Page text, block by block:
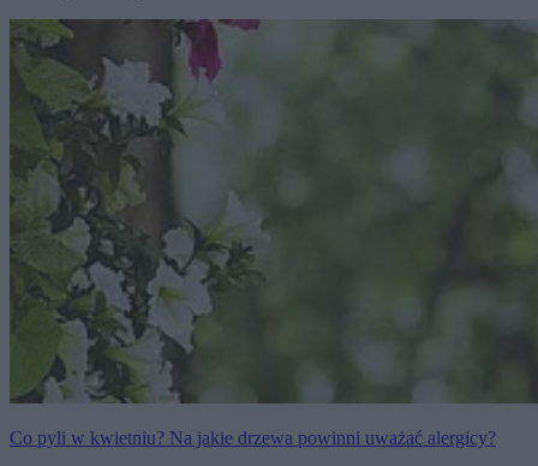
Co pyli w kwietniu? Na jakie drzewa powinni uważać alergicy?